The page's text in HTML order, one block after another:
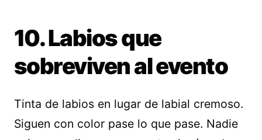
10. Labios que
sobreviven al evento
Tinta de labios en lugar de labial cremoso.
Siguen con color pase lo que pase. Nadie